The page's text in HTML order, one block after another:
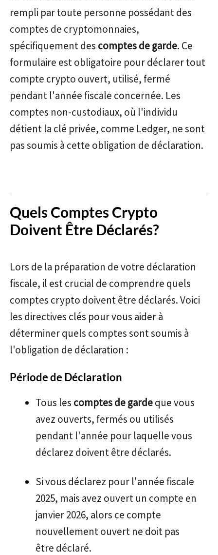
rempli par toute personne possédant des
comptes de cryptomonnaies,
spécifiquement des comptes de garde. Ce
formulaire est obligatoire pour déclarer tout
compte crypto ouvert, utilisé, fermé
pendant l'année fiscale concernée. Les
comptes non-custodiaux, où l'individu
détient la clé privée, comme Ledger, ne sont
pas soumis à cette obligation de déclaration.
Quels Comptes Crypto
Doivent Être Déclarés?
Lors de la préparation de votre déclaration
fiscale, il est crucial de comprendre quels
comptes crypto doivent être déclarés. Voici
les directives clés pour vous aider à
déterminer quels comptes sont soumis à
l'obligation de déclaration :
Période de Déclaration
Tous les comptes de gardeque vous
avez ouverts, fermés ou utilisés
pendant l'année pour laquelle vous
déclarez doivent être déclarés.
Si vous déclarez pour l'année fiscale
2025, mais avez ouvert un compte en
janvier 2026, alors ce compte
nouvellement ouvert ne doit pas
être déclaré.